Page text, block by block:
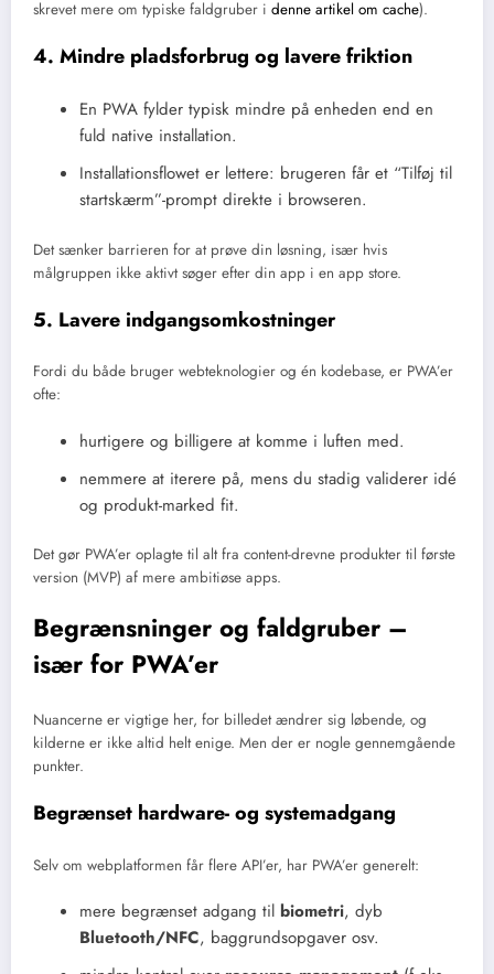
skrevet mere om typiske faldgruber i denne artikel om cache).
4. Mindre pladsforbrug og lavere friktion
En PWA fylder typisk mindre på enheden end en
fuld native installation.
Installationsflowet er lettere: brugeren får et “Tilføj til
startskærm”-prompt direkte i browseren.
Det sænker barrieren for at prøve din løsning, især hvis
målgruppen ikke aktivt søger efter din app i en app store.
5. Lavere indgangsomkostninger
Fordi du både bruger webteknologier og én kodebase, er PWA’er
ofte:
hurtigere og billigere at komme i luften med.
nemmere at iterere på, mens du stadig validerer idé
og produkt-marked fit.
Det gør PWA’er oplagte til alt fra content-drevne produkter til første
version (MVP) af mere ambitiøse apps.
Begrænsninger og faldgruber –
især for PWA’er
Nuancerne er vigtige her, for billedet ændrer sig løbende, og
kilderne er ikke altid helt enige. Men der er nogle gennemgående
punkter.
Begrænset hardware- og systemadgang
Selv om webplatformen får flere API’er, har PWA’er generelt:
mere begrænset adgang til biometri, dyb
Bluetooth/NFC, baggrundsopgaver osv.